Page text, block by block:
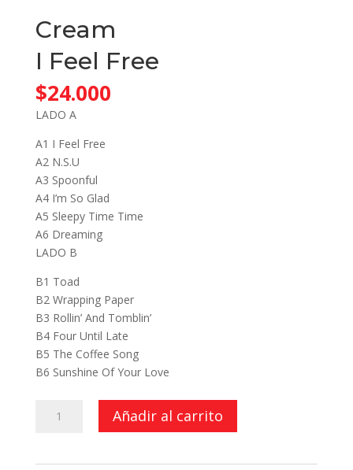
Cream
I Feel Free
$24.000
LADO A
A1 I Feel Free
A2 N.S.U
A3 Spoonful
A4 I’m So Glad
A5 Sleepy Time Time
A6 Dreaming
LADO B
B1 Toad
B2 Wrapping Paper
B3 Rollin’ And Tomblin’
B4 Four Until Late
B5 The Coffee Song
B6 Sunshine Of Your Love
cantidad
Añadir al carrito